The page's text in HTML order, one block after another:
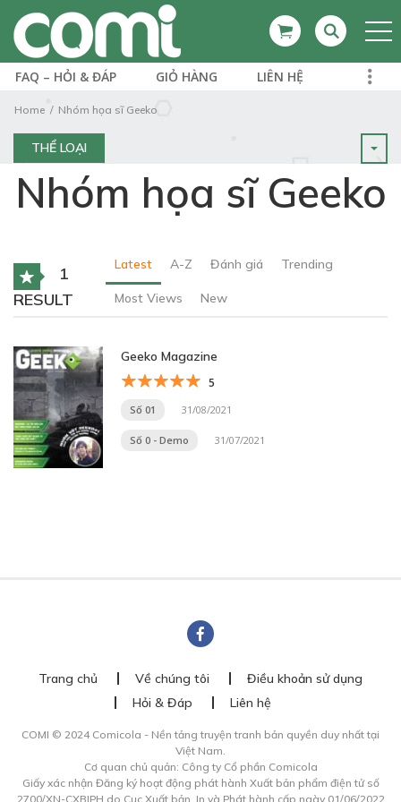
FAQ – HỎI & ĐÁP GIỎ HÀNG LIÊN HỆ
Home Nhóm họa sĩ Geeko
THỂ LOẠI
Nhóm họa sĩ Geeko
1
RESULT
Latest A-Z Đánh giá Trending
Most Views New
Geeko Magazine
5
Số 01 31/08/2021
Số 0 - Demo 31/07/2021
Trang chủ Về chúng tôi
Điều khoản sử dụng
Hỏi & Đáp
Liên hệ
COMI © 2024 Comicola - Nền tảng truyện tranh bản quyền duy nhất tại
Việt Nam.
Cơ quan chủ quản: Công ty Cổ phần Comicola
Giấy xác nhận Đăng ký hoạt động phát hành Xuất bản phẩm điện tử số
2700/XN-CXBIPH do Cục Xuất bản, In và Phát hành cấp ngày 01/06/2022